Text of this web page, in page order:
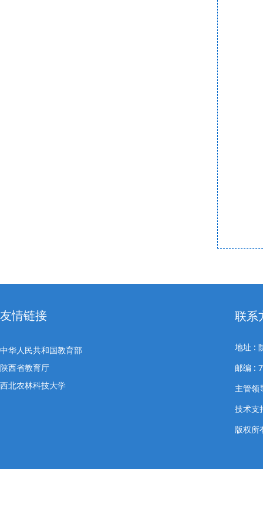
友情链接
中华人民共和国教育部
陕西省教育厅
西北农林科技大学
联系
地址 :
邮编 :
主管
技术支
版权